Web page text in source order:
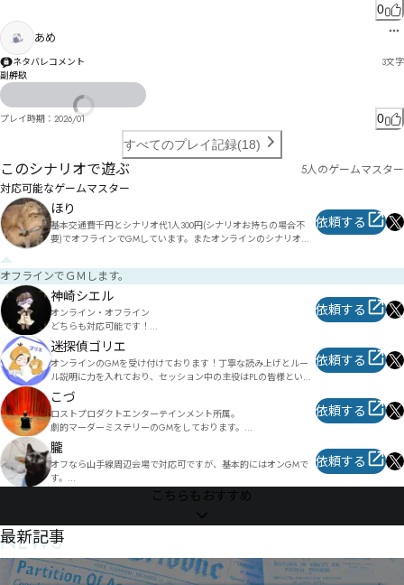
0
あめ
ネタバレコメント 3文字
副舺镹
プレイ時期： 2026/01
0
すべてのプレイ記録(18)
このシナリオで遊ぶ
5人のゲームマスター
対応可能なゲームマスター
ほり
基本交通費千円とシナリオ代1人300円(シナリオお持ちの場合不
要)でオフラインでGMしています。またオンラインのシナリオを
ナリオがありましたら、ご相談ください。
実績:
マダミス制作:やらかし勇者(シナリオ、デザイン担当)
改編加筆シナリオ:玉座の闇(オープニング、幕間、エンディング
ムービー制作、演出追加)
年輪(加筆)
薄暮の咲い聲(加筆、エピローグ追加、演出追加)
依頼する
オフラインでＧＭします。
神崎シエル
オンライン・オフライン
どちらも対応可能です！
声優を目指していた経験を活かし
声で世界観に入り込めるよう心がけております。一緒にいろんな
世界を旅してみませんか？
気になりましたらDM等お待ちしております🙇‍♂️
依頼する
迷探偵ゴリエ
オンラインのGMを受け付けております！丁寧な読み上げとルー
ル説明に力を入れており、セッション中の主役はPLの皆様という
ところに重きを置いております。
日々PLの方々に楽しんで頂けるようなセッション作りを心がけて
おりますのでよろしくお願い致します。
※夜卓(22時以降)で受け付けておりますので気になるシナリオが
あればお気軽にお声かけください🦍
依頼する
こづ
ロストプロダクトエンターテインメント所属。
劇的マーダーミステリーのGMをしております。
また個人でのオンライン作品GMもしています。
日時や時間等調整可能なのでお気軽にお声がけ下さい。
皆様が素敵な時間を過ごせるよう務めさせていただきます。
初心者の方でも大歓迎です。
依頼する
朧
オフなら山手線周辺会場で対応可ですが、基本的にはオンGMで
す。
皆様の紡ぐ物語のお手伝いができるようなマスタリングを心がけ
依頼する
こちらもおすすめ
NEWS
最新記事